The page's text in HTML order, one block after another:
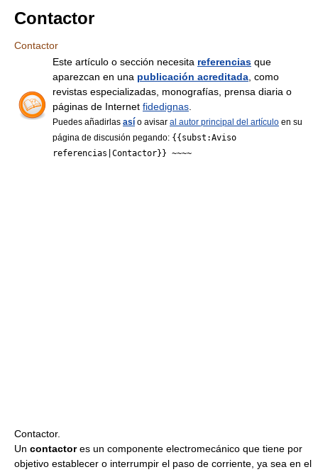
Contactor
Contactor
Este artículo o sección necesita referencias que
aparezcan en una publicación acreditada , como
revistas especializadas, monografías, prensa diaria o
páginas de Internet fidedignas
Puedes añadirlas así o avisar al autor principal del artículo en su
página de discusión pegando: {{subst:Aviso
referencias|Contactor}} ~~~~
Contactor.
Un contactores un componente electromecánico que tiene por
objetivo establecer o interrumpir el paso de corriente, ya sea en el